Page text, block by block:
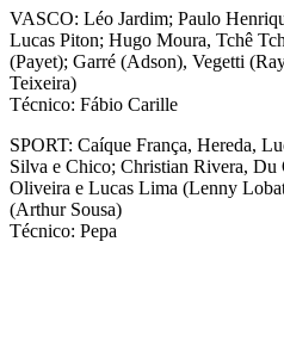
VASCO: Léo Jardim; Paulo
Lucas Piton; Hugo Moura, Tchê
(Payet); Garré (Adson), Vegetti
Teixeira)
Técnico: Fábio Carille
SPORT: Caíque França, Hereda,
Silva e Chico; Christian Rivera,
Oliveira e Lucas Lima (Lenny
(Arthur Sousa)
Técnico: Pepa